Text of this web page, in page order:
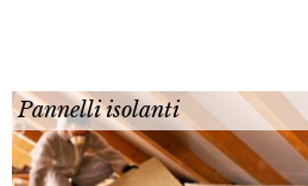
Pannelli isolanti